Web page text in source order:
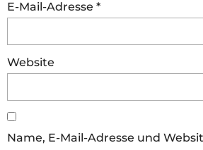
E-Mail-Adresse *
Website
Name, E-Mail-Adresse und